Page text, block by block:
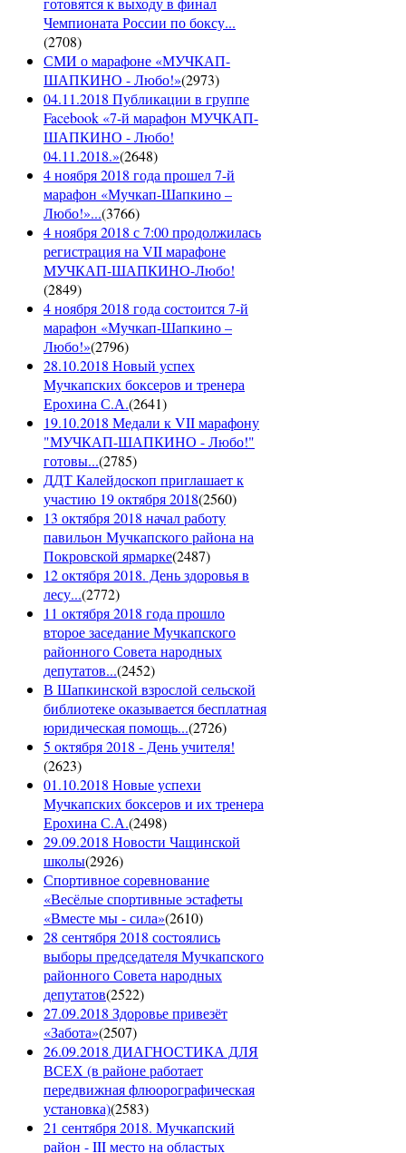
Чемпионата России по боксу...
(2708)
СМИ о марафоне «МУЧКАП-
ШАПКИНО - Любо!»(2973)
04.11.2018 Публикации в группе
Facebook «7-й марафон МУЧКАП-
ШАПКИНО - Любо!
04.11.2018.»(2648)
4 ноября 2018 года прошел 7-й
марафон «Мучкап-Шапкино –
Любо!»...(3766)
4 ноября 2018 с 7:00 продолжилась
регистрация на VII марафоне
МУЧКАП-ШАПКИНО-Любо!
(2849)
4 ноября 2018 года состоится 7-й
марафон «Мучкап-Шапкино –
Любо!»(2796)
28.10.2018 Новый успех
Мучкапских боксеров и тренера
Ерохина С.А.(2641)
19.10.2018 Медали к VII марафону
"МУЧКАП-ШАПКИНО - Любо!"
готовы...(2785)
ДДТ Калейдоскоп приглашает к
участию 19 октября 2018(2560)
13 октября 2018 начал работу
павильон Мучкапского района на
Покровской ярмарке(2487)
12 октября 2018. День здоровья в
лесу...(2772)
11 октября 2018 года прошло
второе заседание Мучкапского
районного Совета народных
депутатов...(2452)
В Шапкинской взрослой сельской
библиотеке оказывается бесплатная
юридическая помощь...(2726)
5 октября 2018 - День учителя!
(2623)
01.10.2018 Новые успехи
Мучкапских боксеров и их тренера
Ерохина С.А.(2498)
29.09.2018 Новости Чащинской
школы(2926)
Спортивное соревнование
«Весёлые спортивные эстафеты
«Вместе мы - сила»(2610)
28 сентября 2018 состоялись
выборы председателя Мучкапского
районного Совета народных
депутатов(2522)
27.09.2018 Здоровье привезёт
«Забота»(2507)
26.09.2018 ДИАГНОСТИКА ДЛЯ
ВСЕХ (в районе работает
передвижная флюорографическая
установка)(2583)
21 сентября 2018. Мучкапский
район - III место на областых